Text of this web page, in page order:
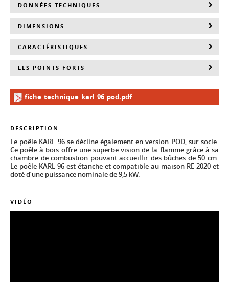
DESCRIPTION
Le poêle KARL 96 se décline également en version POD, sur socle.
Ce poêle à bois offre une superbe vision de la flamme grâce à sa
chambre de combustion pouvant accueillir des bûches de 50 cm.
Le poêle KARL 96 est étanche et compatible au maison RE 2020 et
doté d’une puissance nominale de 9,5 kW.
VIDÉO
DONNÉES TECHNIQUES
DIMENSIONS
CARACTÉRISTIQUES
LES POINTS FORTS
fiche_technique_karl_96_pod.pdf